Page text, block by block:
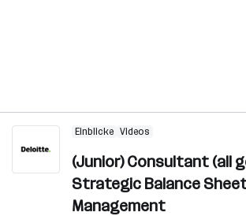
Einblicke Videos
(Junior) Consultant (all
Strategic Balance
Management